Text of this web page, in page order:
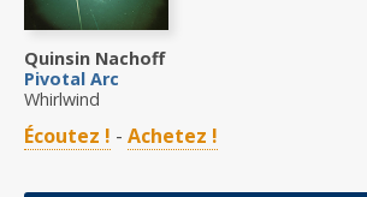
Quinsin Nachoff
Pivotal Arc
Whirlwind
Écoutez ! - Achetez !